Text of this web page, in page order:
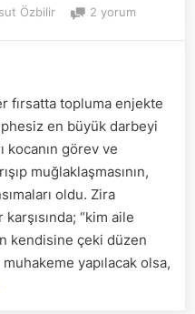
Özbilir
“Kadınlar
değildir”
söyleminin
tahlili
cinsiyet
rolleri
üzerine
bir
mülahaza
2 yorum
fırsatta topluma enjekte
en büyük darbeyi
kocanın görev ve
muğlaklaşmasının,
oldu. Zira
“kim aile
kendisine çeki düzen
yapılacak olsa,